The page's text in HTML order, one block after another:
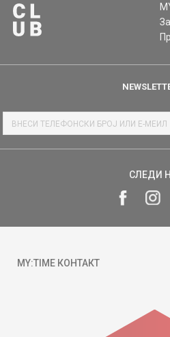
СЛЕДИ
MY:TIME КОНТАКТ
ул. Гоце Николовски